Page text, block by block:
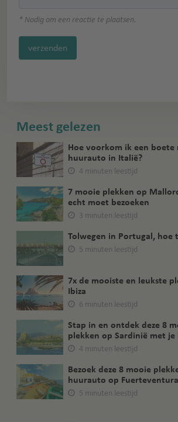
* Nodig om een reactie te plaatsen.
verzenden
Meest gelezen
Hoe voorkom ik een boete
huurauto in Italië?
4 minuten leestijd
7 mooie plekken op
echt moet bezoeken
3 minuten leestijd
Tolwegen in Portugal, hoe
5 minuten leestijd
7x de mooiste en leukste
Ibiza
6 minuten leestijd
Stap in en ontdek deze 8
plekken op Sardinië met
4 minuten leestijd
Bezoek deze 8 mooie
huurauto op Fuerteventura
5 minuten leestijd